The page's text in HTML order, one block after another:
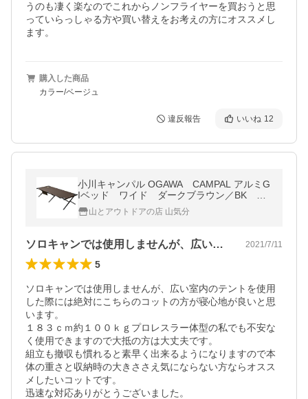
うのも凄く楽なのでこれからノンフライヤーを買おうと思
っていらっしゃる方や買い替えをお考えの方にオススメし
ます。
購入した商品
カラー/ベージュ
違反報告 いいね 12
小川キャンパル OGAWA CAMPAL アルミG
Iベッド ワイド ダークブラウン／BK ベ
ッド キャンプ 防災 コット
山とアウトドアの店 山気分
ソロキャンでは使用しませんが、広い室内… 2021/7/11
5
ソロキャンでは使用しませんが、広い室内のテントを使用
した際には絶対にこちらのコットの方が寝心地が良いと思
います。
１８３ｃｍ約１００ｋｇプロレスラー体型の私でも不安な
く使用できますので大抵の方は大丈夫です。
組立も撤収も慣れると素早く出来るようになりますので本
体の重さと収納時の大きささえ気にならない方ならオスス
メしたいコットです。
迅速な対応ありがとうございました。